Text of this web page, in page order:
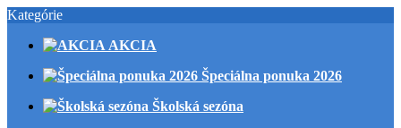
Kategórie
AKCIA
Špeciálna ponuka 2026
Školská sezóna